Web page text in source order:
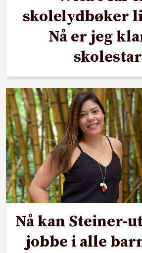
skolelydbøker
Nå er jeg
Nå kan Steiner-
jobbe i alle